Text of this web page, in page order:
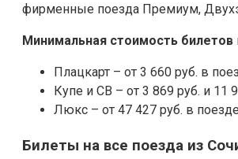
фирменные поезда Премиум,
Минимальная стоимость билетов
Плацкарт – от 3 660 руб. в
Купе и СВ – от 3 869 руб. и 11
Люкс – от 47 427 руб. в
Билеты на все поезда из